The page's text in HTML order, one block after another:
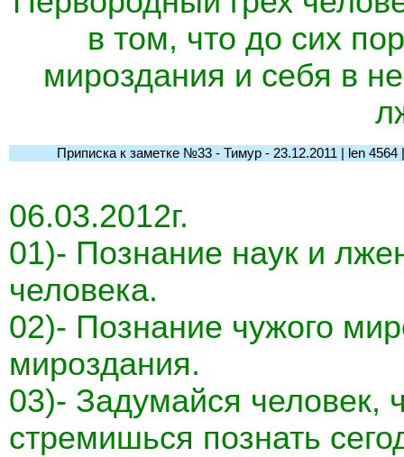
в том, что до сих
мироздания и себя в
Приписка к заметке №33 - Тимур - 23.12.2011 | len 4564
06.03.2012г.
01)- Познание наук и
человека.
02)- Познание чужого
мироздания.
03)- Задумайся человек,
стремишься познать